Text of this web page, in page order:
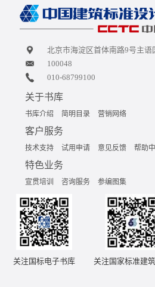
北京市海淀区首体南路9号主语
100048
010-68799100
关于书库
书库介绍 简明目录 营销网络
客户服务
技术支持 试用申请 意见反馈 帮助
特色业务
宣贯培训 咨询服务 参编图集
关注国标电子书库 关注国家标准建